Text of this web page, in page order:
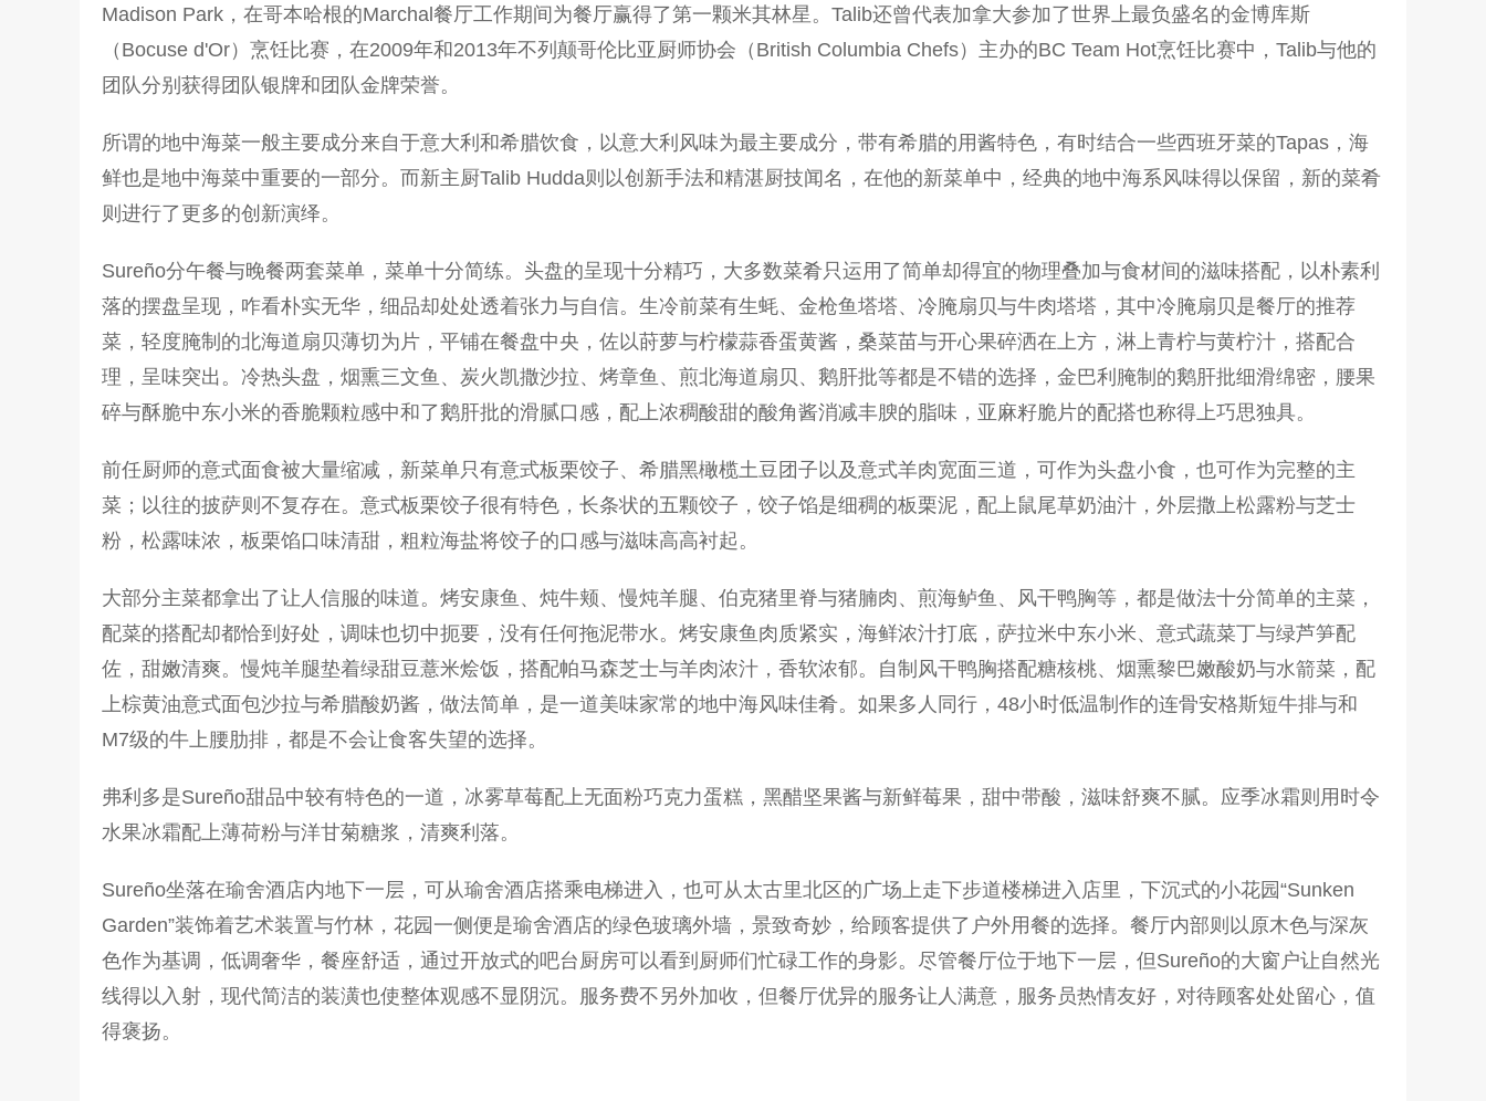
Madison Park，在哥本哈根的Marchal餐厅工作期间为餐厅赢得了第一颗米其林星。Talib还曾代表加拿大参加了世界上最负盛名的金博库斯
（Bocuse d'Or）烹饪比赛，在2009年和2013年不列颠哥伦比亚厨师协会（British Columbia Chefs）主办的BC Team Hot烹饪比赛中，Talib与他的
团队分别获得团队银牌和团队金牌荣誉。
所谓的地中海菜一般主要成分来自于意大利和希腊饮食，以意大利风味为最主要成分，带有希腊的用酱特色，有时结合一些西班牙菜的Tapas，海
鲜也是地中海菜中重要的一部分。而新主厨Talib Hudda则以创新手法和精湛厨技闻名，在他的新菜单中，经典的地中海系风味得以保留，新的菜肴
则进行了更多的创新演绎。
Sureño分午餐与晚餐两套菜单，菜单十分简练。头盘的呈现十分精巧，大多数菜肴只运用了简单却得宜的物理叠加与食材间的滋味搭配，以朴素利
落的摆盘呈现，咋看朴实无华，细品却处处透着张力与自信。生冷前菜有生蚝、金枪鱼塔塔、冷腌扇贝与牛肉塔塔，其中冷腌扇贝是餐厅的推荐
菜，轻度腌制的北海道扇贝薄切为片，平铺在餐盘中央，佐以莳萝与柠檬蒜香蛋黄酱，桑菜苗与开心果碎洒在上方，淋上青柠与黄柠汁，搭配合
理，呈味突出。冷热头盘，烟熏三文鱼、炭火凯撒沙拉、烤章鱼、煎北海道扇贝、鹅肝批等都是不错的选择，金巴利腌制的鹅肝批细滑绵密，腰果
碎与酥脆中东小米的香脆颗粒感中和了鹅肝批的滑腻口感，配上浓稠酸甜的酸角酱消减丰腴的脂味，亚麻籽脆片的配搭也称得上巧思独具。
前任厨师的意式面食被大量缩减，新菜单只有意式板栗饺子、希腊黑橄榄土豆团子以及意式羊肉宽面三道，可作为头盘小食，也可作为完整的主
菜；以往的披萨则不复存在。意式板栗饺子很有特色，长条状的五颗饺子，饺子馅是细稠的板栗泥，配上鼠尾草奶油汁，外层撒上松露粉与芝士
粉，松露味浓，板栗馅口味清甜，粗粒海盐将饺子的口感与滋味高高衬起。
大部分主菜都拿出了让人信服的味道。烤安康鱼、炖牛颊、慢炖羊腿、伯克猪里脊与猪腩肉、煎海鲈鱼、风干鸭胸等，都是做法十分简单的主菜，
配菜的搭配却都恰到好处，调味也切中扼要，没有任何拖泥带水。烤安康鱼肉质紧实，海鲜浓汁打底，萨拉米中东小米、意式蔬菜丁与绿芦笋配
佐，甜嫩清爽。慢炖羊腿垫着绿甜豆薏米烩饭，搭配帕马森芝士与羊肉浓汁，香软浓郁。自制风干鸭胸搭配糖核桃、烟熏黎巴嫩酸奶与水箭菜，配
上棕黄油意式面包沙拉与希腊酸奶酱，做法简单，是一道美味家常的地中海风味佳肴。如果多人同行，48小时低温制作的连骨安格斯短牛排与和
M7级的牛上腰肋排，都是不会让食客失望的选择。
弗利多是Sureño甜品中较有特色的一道，冰雾草莓配上无面粉巧克力蛋糕，黑醋坚果酱与新鲜莓果，甜中带酸，滋味舒爽不腻。应季冰霜则用时令
水果冰霜配上薄荷粉与洋甘菊糖浆，清爽利落。
Sureño坐落在瑜舍酒店内地下一层，可从瑜舍酒店搭乘电梯进入，也可从太古里北区的广场上走下步道楼梯进入店里，下沉式的小花园“Sunken
Garden”装饰着艺术装置与竹林，花园一侧便是瑜舍酒店的绿色玻璃外墙，景致奇妙，给顾客提供了户外用餐的选择。餐厅内部则以原木色与深灰
色作为基调，低调奢华，餐座舒适，通过开放式的吧台厨房可以看到厨师们忙碌工作的身影。尽管餐厅位于地下一层，但Sureño的大窗户让自然光
线得以入射，现代简洁的装潢也使整体观感不显阴沉。服务费不另外加收，但餐厅优异的服务让人满意，服务员热情友好，对待顾客处处留心，值
得褒扬。